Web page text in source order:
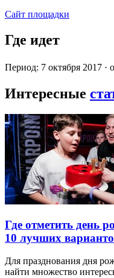
Сайт площадки
Где идет
Период: 7 октября 2017 ·
Интересные
Где отметить день
10 лучших
Для празднования дня
найти множество